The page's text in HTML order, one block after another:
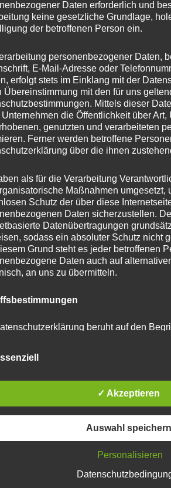
abzugeben.
reduzieren.Erfahre, wie deine
Daten erforderlich und
keine gesetzliche Grundlage,
der betroffenen Person ein.
personenbezogener Daten,
E-Mail-Adresse oder
erfolgt stets im Einklang mit der
Übereinstimmung mit den für uns
Mittels dieser
Unternehmen die Öffentlichkeit über
genutzten und verarbeiteten
Ferner werden betroffene
über die ihnen
als für die Verarbeitung
Maßnahmen umgesetzt,
Schutz der über diese
Daten sicherzustellen.
Datenübertragungen
sodass ein absoluter Schutz nicht
Grund steht es jeder betroffenen
Daten auch auf
an uns zu übermitteln.
beruht auf den
Grundverordnung (DS-GVO)
soll sowohl für die
gewährleisten, möchten wir vorab die
in dieser
✓ Akzeptieren
Auswahl speichern
Personalisieren